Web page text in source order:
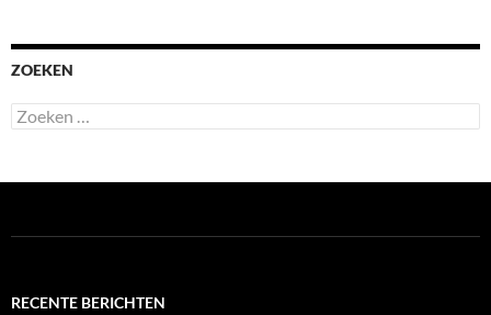
ZOEKEN
Zoeken
naar:
RECENTE BERICHTEN